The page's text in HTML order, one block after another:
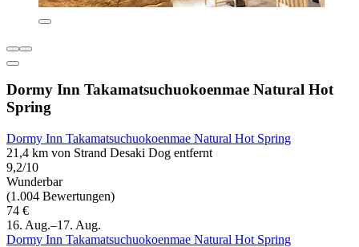
Dormy Inn Takamatsuchuokoenmae Natural Hot
Spring
Dormy Inn Takamatsuchuokoenmae Natural Hot Spring
21,4 km von Strand Desaki Dog entfernt
9,2/10
Wunderbar
(1.004 Bewertungen)
74 €
16. Aug.–17. Aug.
Dormy Inn Takamatsuchuokoenmae Natural Hot Spring